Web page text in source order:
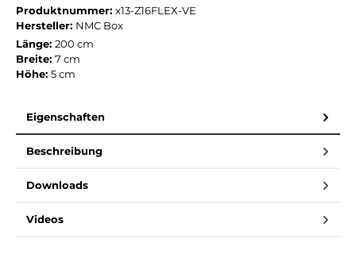
Produktnummer: x13-Z16FLEX-VE
Hersteller: NMC Box
Länge: 200 cm
Breite: 7 cm
Höhe: 5 cm
Eigenschaften
Beschreibung
Downloads
Videos